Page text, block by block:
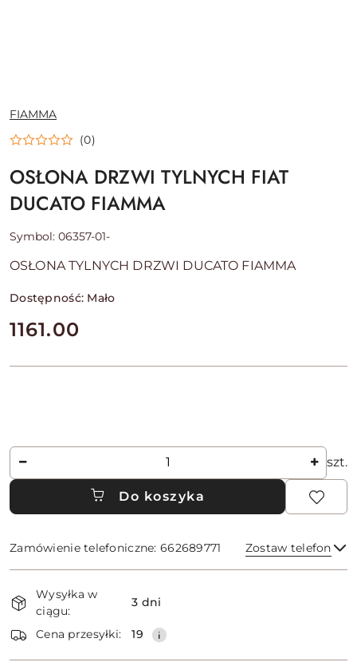
NAZWA
PRODUCENTA:
FIAMMA
(0)
OSŁONA DRZWI TYLNYCH FIAT
DUCATO FIAMMA
Symbol: 06357-01-
OSŁONA TYLNYCH DRZWI DUCATO FIAMMA
Dostępność: Mało
cena:
1161.00
Ilość szt.
Do koszyka
Zamówienie telefoniczne: 662689771 Zostaw telefon
i
dostawa
Wysyłka w
ciągu:
3 dni
Cena przesyłki: 19